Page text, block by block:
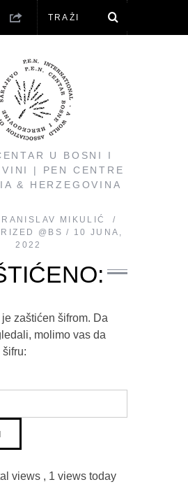
U BOSNI I
| PEN CENTRE
& HERZEGOVINA
MIKULIĆ
@BS
10 JUNA,
2022
zaštićen šifrom. Da
molimo vas da
views , 1 views today